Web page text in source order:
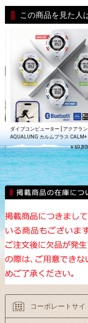
この商品を見た人
)
ダイブコンピューター [ アクアラン
AQUALUNG カルムプラス CALM+
￥
コーポレートサイ